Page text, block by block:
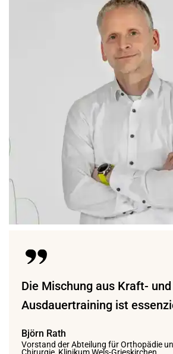
Die Mischung aus Kraft- und
Ausdauertraining ist
Björn Rath
Vorstand der Abteilung für Orthopädie
Chirurgie, Klinikum Wels-Grieskirchen